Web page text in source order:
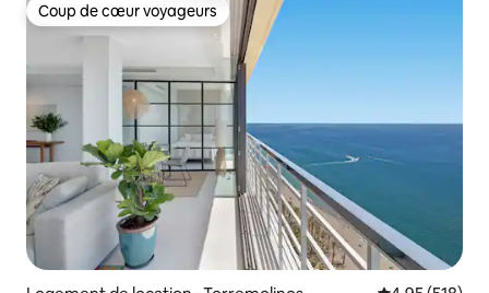
Coup de cœur voyageurs
Coup de cœur voyageurs